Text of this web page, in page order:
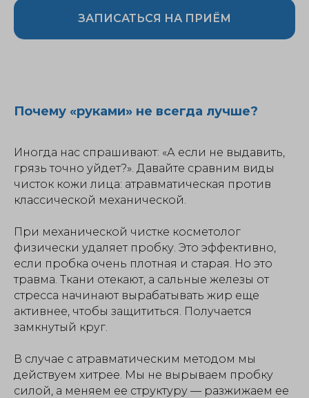
ЗАПИСАТЬСЯ НА ПРИЁМ
Почему «руками» не всегда лучше?
Иногда нас спрашивают: «А если не выдавить,
грязь точно уйдет?». Давайте сравним виды
чисток кожи лица: атравматическая против
классической механической.
При механической чистке косметолог
физически удаляет пробку. Это эффективно,
если пробка очень плотная и старая. Но это
травма. Ткани отекают, а сальные железы от
стресса начинают вырабатывать жир еще
активнее, чтобы защититься. Получается
замкнутый круг.
В случае с атравматическим методом мы
действуем хитрее. Мы не вырываем пробку
силой, а меняем ее структуру — разжижаем ее